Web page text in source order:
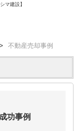
マ建設】
不動産売却事例
功事例